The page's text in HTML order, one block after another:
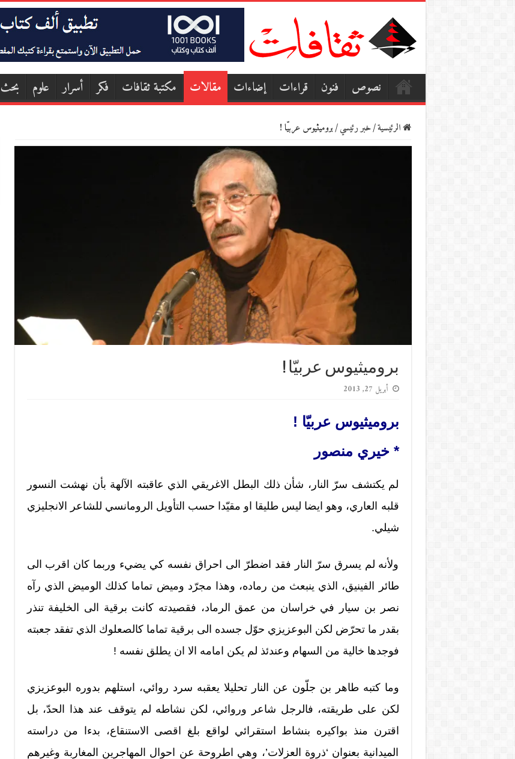
نصوص فنون قراءات إضاءات مقالات مكتبة ثقافات فكر أسرار علوم بحث
الرئيسية/خبر رئيسي/بروميثيوس عربيّا !
بروميثيوس عربيّا !
أبريل 27, 2013
بروميثيوس عربيّا !
* خيري منصور
لم يكتشف سرّ النار، شأن ذلك البطل الاغريقي الذي عاقبته الآلهة بأن نهشت النسور
قلبه العاري، وهو ايضا ليس طليقا او مقيّدا حسب التأويل الرومانسي للشاعر الانجليزي
شيلي.
ولأنه لم يسرق سرّ النار فقد اضطرّ الى احراق نفسه كي يضيء وربما كان اقرب الى
طائر الفينيق، الذي ينبعث من رماده، وهذا مجرّد وميض تماما كذلك الوميض الذي رآه
نصر بن سيار في خراسان من عمق الرماد، فقصيدته كانت برقية الى الخليفة تنذر
بقدر ما تحرّض لكن البوعزيزي حوّل جسده الى برقية تماما كالصعلوك الذي تفقد جعبته
فوجدها خالية من السهام وعندئذ لم يكن امامه الا ان يطلق نفسه !
وما كتبه طاهر بن جلّون عن النار تحليلا يعقبه سرد روائي، استلهم بدوره البوعزيزي
لكن على طريقته، فالرجل شاعر وروائي، لكن نشاطه لم يتوقف عند هذا الحدّ، بل
اقترن منذ بواكيره بنشاط استقرائي لواقع بلغ اقصى الاستنقاع، بدءا من دراسته
الميدانية بعنوان ‘ذروة العزلات’، وهي اطروحة عن احوال المهاجرين المغاربة وغيرهم